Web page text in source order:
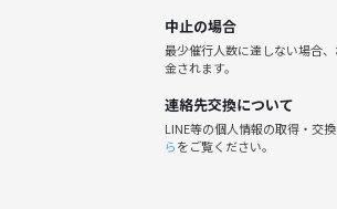
（場所の詳細は参加者のみお
最大定員：15名程度
中止の場合
最少催行人数に達しない場合
金されます。
連絡先交換について
LINE等の個人情報の取得・交
らをご覧ください。